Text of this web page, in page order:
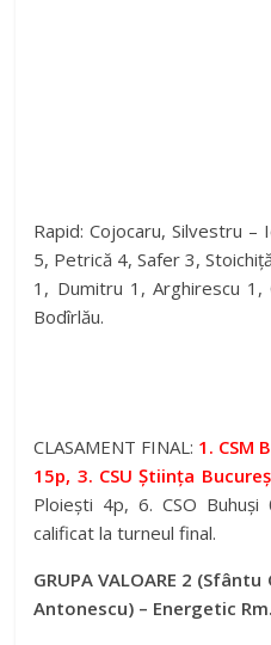
Rapid: Cojocaru, Silvestru –
5, Petrică 4, Safer 3,
1, Dumitru 1, Arghirescu 1,
Bodîrlău.
CLASAMENT FINAL: 1. CSM
15p, 3. CSU Știința
Ploiești 4p, 6. CSO
calificat la turneul final.
GRUPA VALOARE 2
Antonescu) – Energetic